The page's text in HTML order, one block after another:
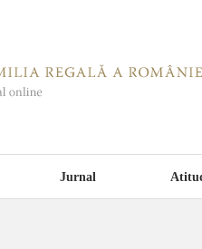
Jurnal